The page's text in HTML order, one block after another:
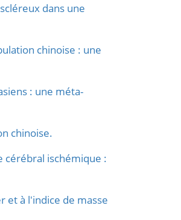
dans une
chinoise : une
: une méta-
chinoise.
cérébral ischémique :
et à l'indice de masse